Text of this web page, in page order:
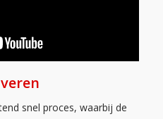
snel proces, waarbij de